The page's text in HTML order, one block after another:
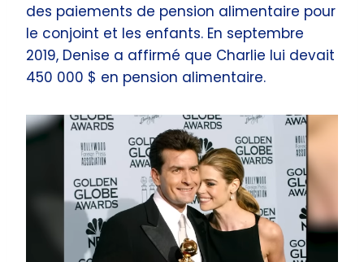
des paiements de pension alimentaire pour
le conjoint et les enfants. En septembre
2019, Denise a affirmé que Charlie lui devait
450 000 $ en pension alimentaire.